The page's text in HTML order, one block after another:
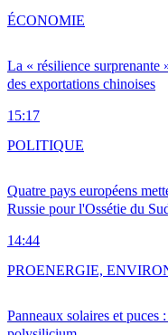
La « résilience surprenante
des exportations chinoises
15:17
ÉCONOMIE
Quatre pays européens
Russie pour l'Ossétie du
14:44
POLITIQUE
Panneaux solaires et puces
PROENERGIE,